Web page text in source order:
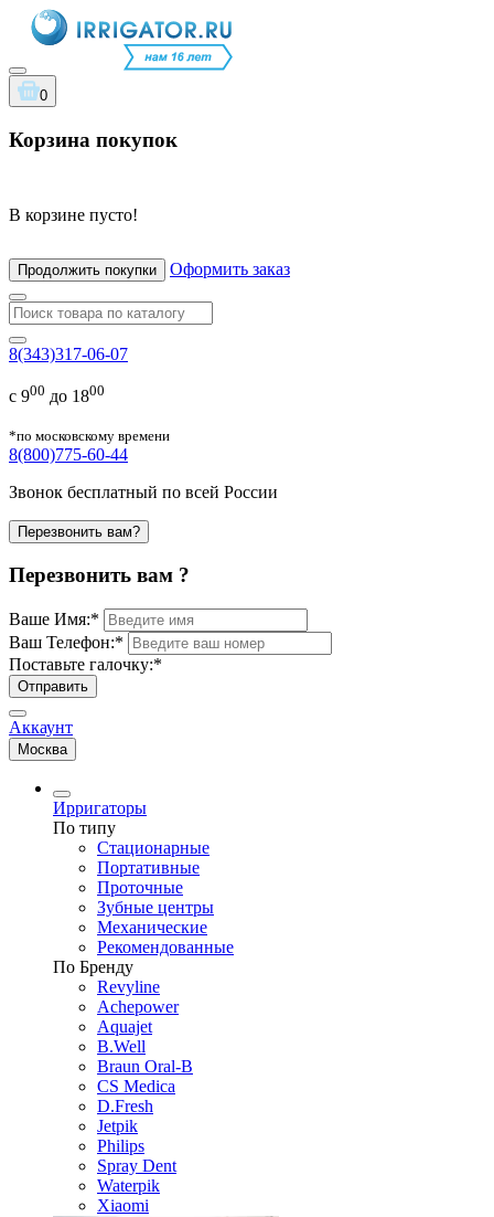
0
Корзина покупок
В корзине пусто!
Продолжить покупки Оформить заказ
8(343)317-06-07
с 900 до 1800
*по московскому времени
8(800)775-60-44
Звонок бесплатный по всей России
Перезвонить вам?
Перезвонить вам ?
Ваше Имя:*
Ваш Телефон:*
Поставьте галочку:*
Отправить
Аккаунт
Москва
Ирригаторы
По типу
Стационарные
Портативные
Проточные
Зубные центры
Механические
Рекомендованные
По Бренду
Revyline
Achepower
Aquajet
B.Well
Braun Oral-B
CS Medica
D.Fresh
Jetpik
Philips
Spray Dent
Waterpik
Xiaomi